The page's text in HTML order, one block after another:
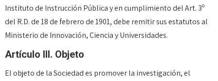
Instituto de Instrucción Pública y en cumplimiento del Art. 3º
del R.D. de 18 de febrero de 1901, debe remitir sus estatutos al
Ministerio de Innovación, Ciencia y Universidades.
Artículo III. Objeto
El objeto de la Sociedad es promover la investigación, el